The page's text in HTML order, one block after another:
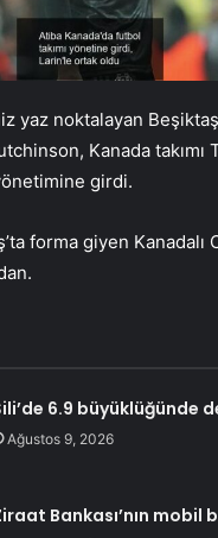
yaz noktalayan
Kanada takımı
girdi.
forma giyen Kanadalı
6.9 büyüklüğünde
Ağustos 9, 2026
Bankası’nın mobil